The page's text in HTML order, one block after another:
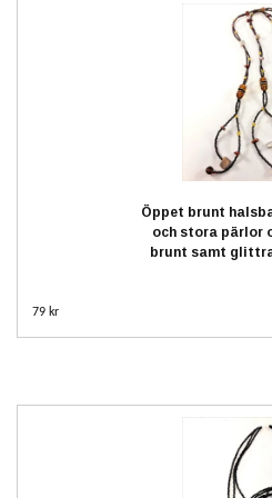
Öppet brunt
och stora pärlor
brunt samt
79 kr